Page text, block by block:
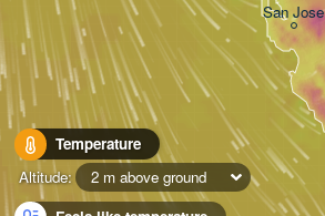
Temperature
Altitude:
2 m above ground
San Jose